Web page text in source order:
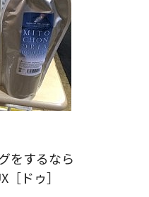
をするなら
ドゥ］